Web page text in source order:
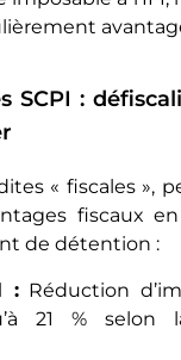
SCPI :
« fiscales »,
fiscaux
de détention :
:Réduction
21 % selon